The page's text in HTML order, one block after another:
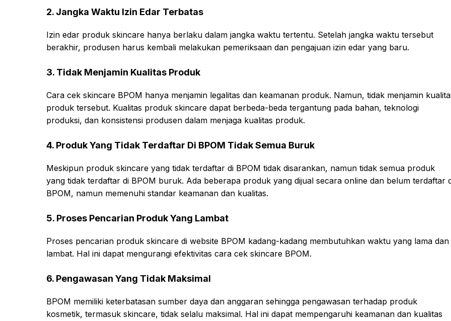
2. Jangka Waktu Izin Edar Terbatas
Izin edar produk skincare hanya berlaku dalam jangka waktu tertentu. Setelah jangka waktu tersebut
berakhir, produsen harus kembali melakukan pemeriksaan dan pengajuan izin edar yang baru.
3. Tidak Menjamin Kualitas Produk
Cara cek skincare BPOM hanya menjamin legalitas dan keamanan produk. Namun, tidak menjamin
produk tersebut. Kualitas produk skincare dapat berbeda-beda tergantung pada bahan, teknologi
produksi, dan konsistensi produsen dalam menjaga kualitas produk.
4. Produk Yang Tidak Terdaftar Di BPOM Tidak Semua Buruk
Meskipun produk skincare yang tidak terdaftar di BPOM tidak disarankan, namun tidak semua produk
yang tidak terdaftar di BPOM buruk. Ada beberapa produk yang dijual secara online dan belum terdaftar
BPOM, namun memenuhi standar keamanan dan kualitas.
5. Proses Pencarian Produk Yang Lambat
Proses pencarian produk skincare di website BPOM kadang-kadang membutuhkan waktu yang lama dan
lambat. Hal ini dapat mengurangi efektivitas cara cek skincare BPOM.
6. Pengawasan Yang Tidak Maksimal
BPOM memiliki keterbatasan sumber daya dan anggaran sehingga pengawasan terhadap produk
kosmetik, termasuk skincare, tidak selalu maksimal. Hal ini dapat mempengaruhi keamanan dan kualitas